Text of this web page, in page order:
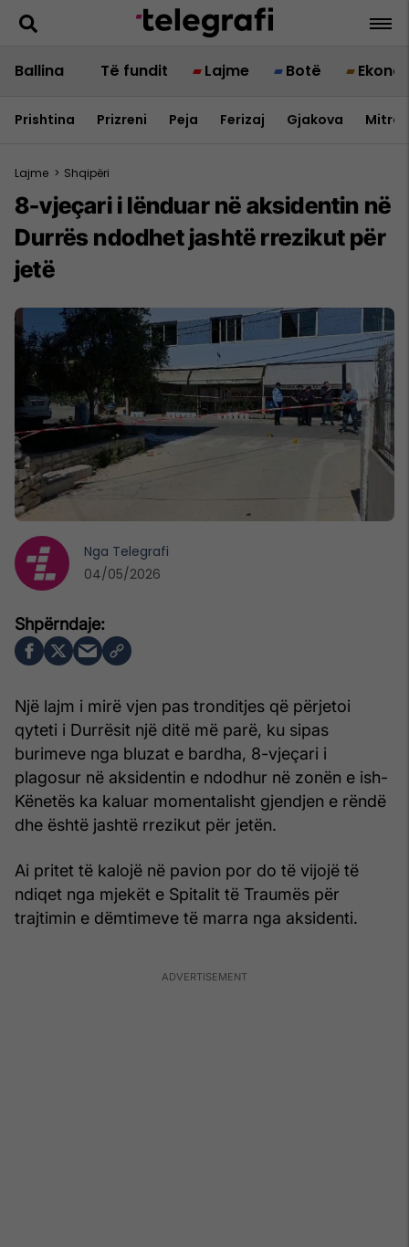
Ballina Të fundit Lajme Botë
Prishtina Prizreni Peja Ferizaj Gjakova
Lajme > Shqipëri
8-vjeçari i lënduar në aksidentin në
Durrës ndodhet jashtë rrezikut për
jetë
Një lajm i mirë vjen pas tronditjes që përjetoi
qyteti i Durrësit një ditë më parë, ku sipas
burimeve nga bluzat e bardha, 8-vjeçari i
plagosur në aksidentin e ndodhur në zonën e ish-
Kënetës ka kaluar momentalisht gjendjen e rëndë
dhe është jashtë rrezikut për jetën.
Ai pritet të kalojë në pavion por do të vijojë të
ndiqet nga mjekët e Spitalit të Traumës për
trajtimin e dëmtimeve të marra nga aksidenti.
Nga Telegrafi
04/05/2026